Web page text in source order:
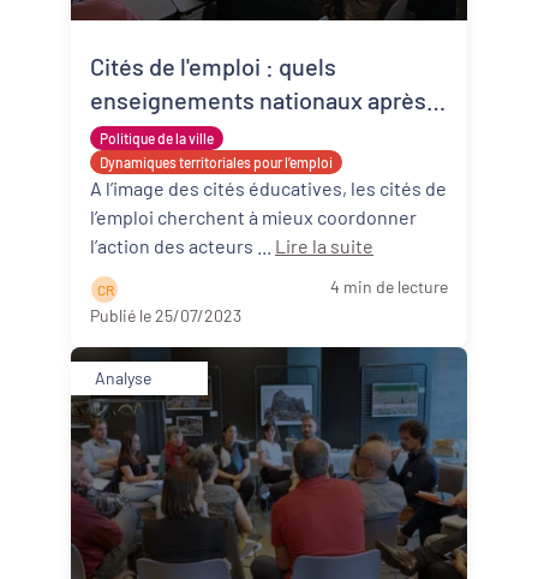
Politique de la ville
Dynamiques territoriales pour l’emploi
Cités de l'emploi : quels
enseignements nationaux après 2
ans de mise en œuvre?
A l’image des cités éducatives, les cités de
l’emploi cherchent à mieux coordonner
Lire la suite
C R
4 min de lecture
Publié le 25/07/2023
Analyse